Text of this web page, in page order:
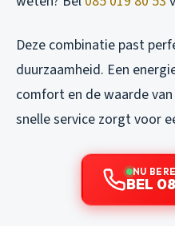
Deze combinatie past
duurzaamheid. Een
comfort en de waarde
snelle service zorgt voor
NU
BEL